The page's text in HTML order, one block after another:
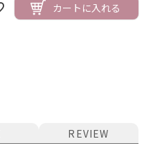
カートに入れる
REVIEW